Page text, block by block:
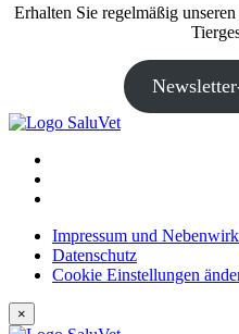
Erhalten Sie regelmäßig
Impressum und
Datenschutz
Cookie Einstellungen
×